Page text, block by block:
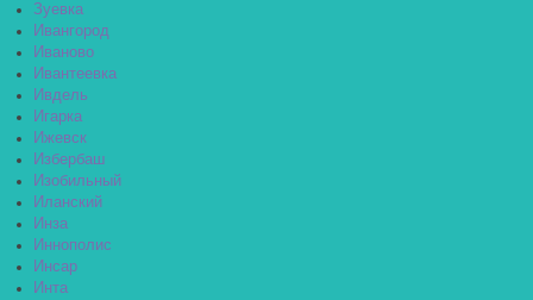
Зуевка
Ивангород
Иваново
Ивантеевка
Ивдель
Игарка
Ижевск
Избербаш
Изобильный
Иланский
Инза
Иннополис
Инсар
Инта